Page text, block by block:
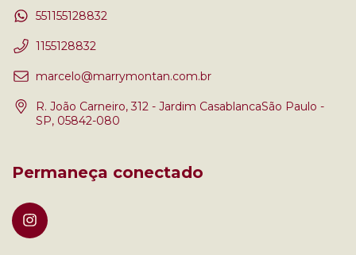
551155128832
1155128832
marcelo@marrymontan.com.br
R. João Carneiro, 312 - Jardim CasablancaSão Paulo -
SP, 05842-080
Permaneça conectado